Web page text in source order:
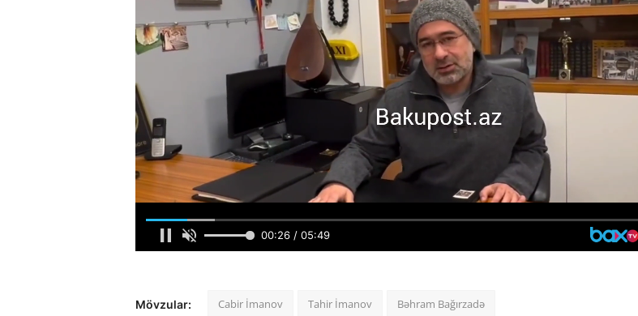
Mövzular: Cabir İmanov Tahir İmanov Bəhram Bağırzadə